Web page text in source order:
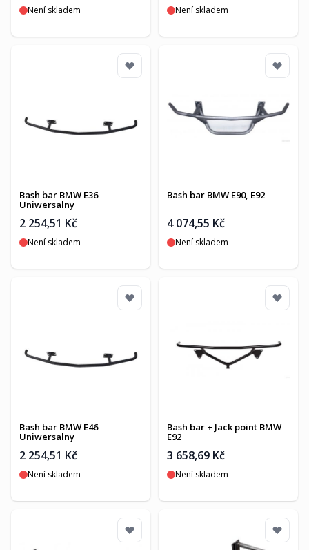
Není skladem Není skladem
Bash bar BMW E36
Uniwersalny
2 254,51 Kč
Není skladem
Bash bar BMW E90, E92
4 074,55 Kč
Není skladem
Bash bar BMW E46
Uniwersalny
2 254,51 Kč
Není skladem
Bash bar + Jack point BMW
E92
3 658,69 Kč
Není skladem